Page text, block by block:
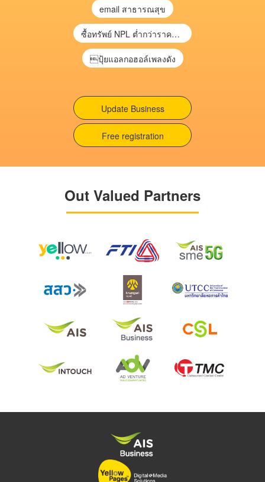
email สาธารณสุข
ซื้อทรัพย์ NPL ต่ำกว่าราคาตลาด 30-70% แบบไม่ต้องไปประมูล”
ปุ้ยแอลกอฮอล์เพลงดัง
Update Business
Free registration
Out Valued Partners